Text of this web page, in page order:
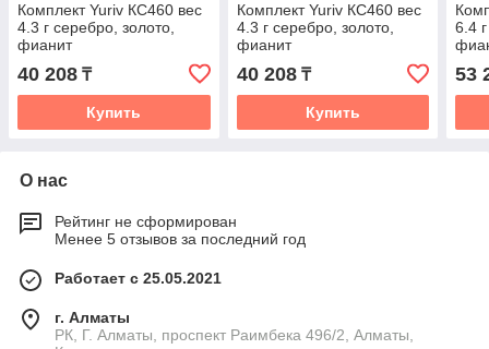
Комплект Yuriv КС460 вес
4.3 г серебро, золото,
фианит
40 208 ₸
Купить
Комплект Yuriv КС460 вес
4.3 г серебро, золото,
фианит
40 208₸
Купить
6.4
53
О нас
Рейтинг не сформирован
Менее 5 отзывов за последний год
Работает с 25.05.2021
г. Алматы
РК, Г. Алматы, проспект Раимбека 496/2, Алматы,